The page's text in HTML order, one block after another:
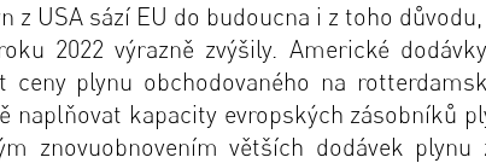
z USA sází EU do budoucna i z toho
2022 výrazně zvýšily. Americké
plynu obchodovaného na
naplňovat kapacity evropských zásobníků
znovuobnovením větších dodávek